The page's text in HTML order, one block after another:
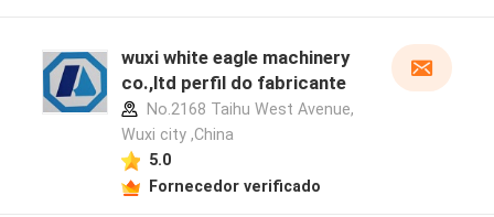
wuxi white eagle machinery
co.,ltd perfil do fabricante
No.2168 Taihu West Avenue,
Wuxi city ,China
5.0
Fornecedor verificado